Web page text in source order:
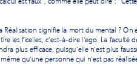
Réalisation signifie la mort du mental ? On
les ficelles, c’est-à-dire l’ego. La faculté
plus efficace, puisqu’elle n’est plus
qu’une personne qui n’est pas